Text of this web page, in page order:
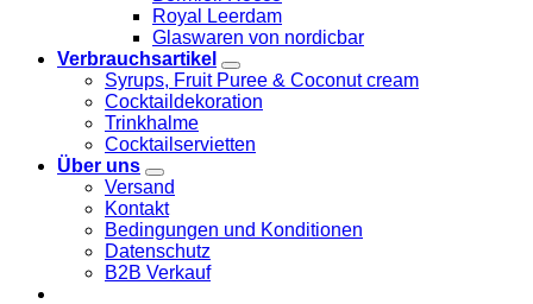
Royal Leerdam
Glaswaren von nordicbar
Verbrauchsartikel
Syrups, Fruit Puree & Coconut cream
Cocktaildekoration
Trinkhalme
Cocktailservietten
Über uns
Versand
Kontakt
Bedingungen und Konditionen
Datenschutz
B2B Verkauf